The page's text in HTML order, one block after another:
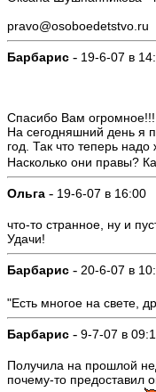
pravo@osoboedetstvo.ru
Барбарис - 19-6-07 в
Спасибо Вам огромное!!!
На сегодняшний день я
год. Так что теперь
Насколько они правы?
Ольга - 19-6-07 в 16:00
что-то странное, ну и
Удачи!
Барбарис - 20-6-07 в
"Есть многое на свете,
Барбарис - 9-7-07 в
Получила на прошлой
почему-то предоставил